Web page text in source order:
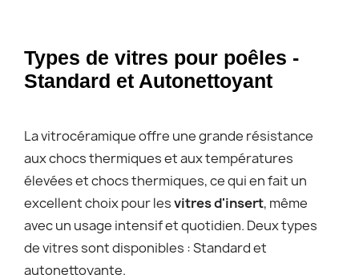
Types de vitres pour poêles -
Standard et Autonettoyant
La vitrocéramique offre une grande résistance
aux chocs thermiques et aux températures
élevées et chocs thermiques, ce qui en fait un
excellent choix pour lesvitres d'insert, même
avec un usage intensif et quotidien. Deux types
de vitres sont disponibles : Standard et
autonettoyante.